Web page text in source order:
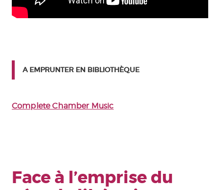
A EMPRUNTER EN BIBLIOTHÈQUE
Complete Chamber Music
Face à l’emprise du